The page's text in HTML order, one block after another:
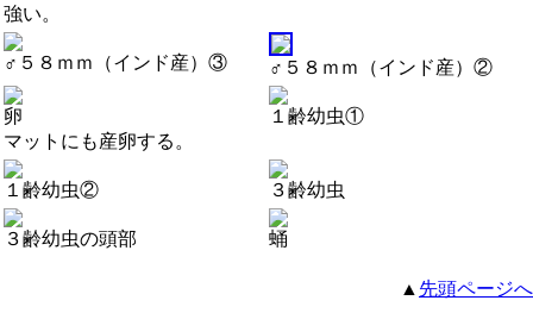
強い。
♂５８ｍｍ（インド産）③ ♂５８ｍｍ（インド産）②
卵
マットにも産卵する。
１齢幼虫①
１齢幼虫② ３齢幼虫
３齢幼虫の頭部 蛹
▲ 先頭ページへ